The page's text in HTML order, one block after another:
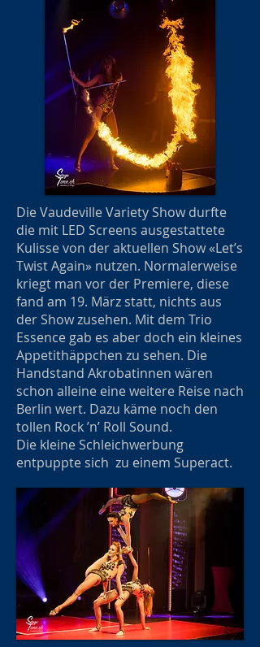
Die Vaudeville Variety Show durfte
die mit LED Screens ausgestattete
Kulisse von der aktuellen Show «Let’s
Twist Again» nutzen. Normalerweise
kriegt man vor der Premiere, diese
fand am 19. März statt, nichts aus
der Show zusehen. Mit dem Trio
Essence gab es aber doch ein kleines
Appetithäppchen zu sehen. Die
Handstand Akrobatinnen wären
schon alleine eine weitere Reise nach
Berlin wert. Dazu käme noch den
tollen Rock ’n’ Roll Sound.
Die kleine Schleichwerbung
entpuppte sich zu einem Superact.